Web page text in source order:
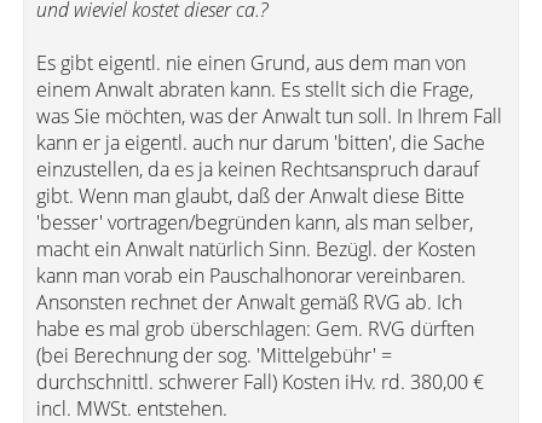
und wieviel kostet dieser ca.?
Es gibt eigentl. nie einen Grund, aus dem man von
einem Anwalt abraten kann. Es stellt sich die Frage,
was Sie möchten, was der Anwalt tun soll. In Ihrem Fall
kann er ja eigentl. auch nur darum 'bitten', die Sache
einzustellen, da es ja keinen Rechtsanspruch darauf
gibt. Wenn man glaubt, daß der Anwalt diese Bitte
'besser' vortragen/begründen kann, als man selber,
macht ein Anwalt natürlich Sinn. Bezügl. der Kosten
kann man vorab ein Pauschalhonorar vereinbaren.
Ansonsten rechnet der Anwalt gemäß RVG ab. Ich
habe es mal grob überschlagen: Gem. RVG dürften
(bei Berechnung der sog. 'Mittelgebühr' =
durchschnittl. schwerer Fall) Kosten iHv. rd. 380,00 €
incl. MWSt. entstehen.